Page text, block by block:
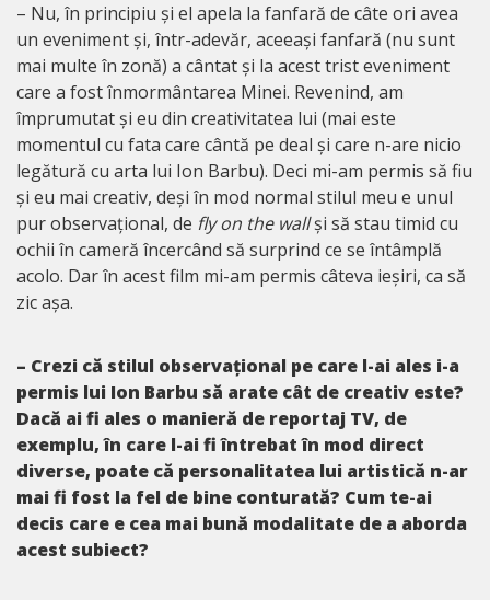
– Nu, în principiu și el apela la fanfară de câte ori avea
un eveniment și, într-adevăr, aceeași fanfară (nu sunt
mai multe în zonă) a cântat și la acest trist eveniment
care a fost înmormântarea Minei. Revenind, am
împrumutat și eu din creativitatea lui (mai este
momentul cu fata care cântă pe deal și care n-are nicio
legătură cu arta lui Ion Barbu). Deci mi-am permis să fiu
și eu mai creativ, deși în mod normal stilul meu e unul
pur observațional, de fly on the wallși să stau timid cu
ochii în cameră încercând să surprind ce se întâmplă
acolo. Dar în acest film mi-am permis câteva ieșiri, ca să
zic așa.
– Crezi că stilul observațional pe care l-ai ales i-a
permis lui Ion Barbu să arate cât de creativ este?
Dacă ai fi ales o manieră de reportaj TV, de
exemplu, în care l-ai fi întrebat în mod direct
diverse, poate că personalitatea lui artistică n-ar
mai fi fost la fel de bine conturată? Cum te-ai
decis care e cea mai bună modalitate de a aborda
acest subiect?